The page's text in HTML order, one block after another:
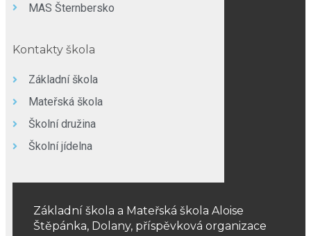
MAS Šternbersko
Kontakty škola
Základní škola
Mateřská škola
Školní družina
Školní jídelna
Základní škola a Mateřská škola Aloise
Štěpánka, Dolany, příspěvková organizace